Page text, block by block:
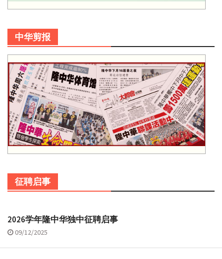
中华剪报
征聘启事
2026学年隆中华独中征聘启事
09/12/2025